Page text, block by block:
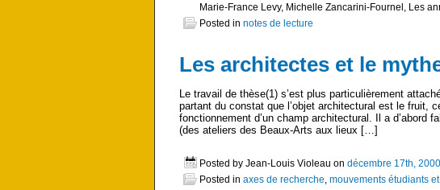
Marie-France Levy, Michelle Zancarini-Fournel, Les
Posted in notes de lecture
Les architectes et le
Le travail de thèse(1) s’est plus particulièrement
partant du constat que l’objet architectural est le fruit,
fonctionnement d’un champ architectural. Il a d’abord
(des ateliers des Beaux-Arts aux lieux […]
Posted by Jean-Louis Violeau on décembre 17th, 2000
Posted in axes de recherche mouvements étudiants